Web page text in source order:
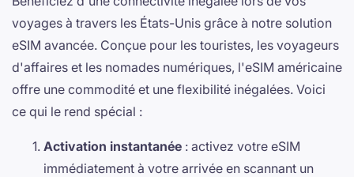
voyages à travers les États-Unis grâce à notre solution
eSIM avancée. Conçue pour les touristes, les voyageurs
d'affaires et les nomades numériques, l'eSIM américaine
offre une commodité et une flexibilité inégalées. Voici
ce qui le rend spécial :
Activation instantanée : activez votre eSIM
immédiatement à votre arrivée en scannant un